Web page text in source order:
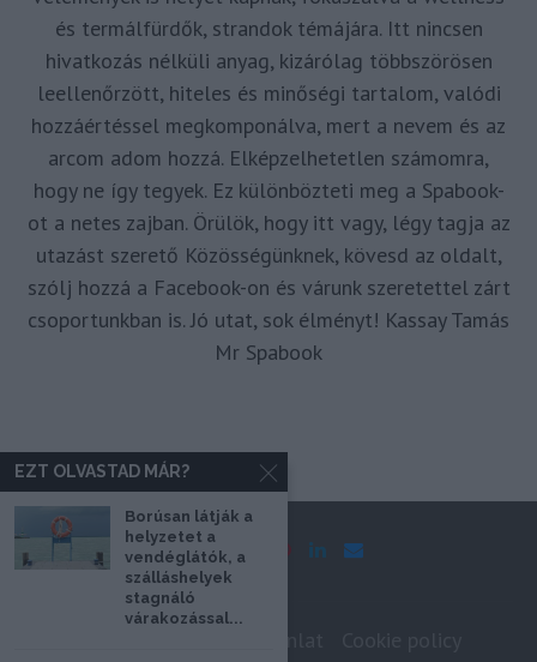
és termálfürdők, strandok témájára. Itt nincsen
hivatkozás nélküli anyag, kizárólag többszörösen
leellenőrzött, hiteles és minőségi tartalom, valódi
hozzáértéssel megkomponálva, mert a nevem és az
arcom adom hozzá. Elképzelhetetlen számomra,
hogy ne így tegyek. Ez különbözteti meg a Spabook-
ot a netes zajban. Örülök, hogy itt vagy, légy tagja az
utazást szerető Közösségünknek, kövesd az oldalt,
szólj hozzá a Facebook-on és várunk szeretettel zárt
csoportunkban is. Jó utat, sok élményt! Kassay Tamás
Mr Spabook
EZT OLVASTAD MÁR?
Borúsan látják a
helyzetet a
vendéglátók, a
szálláshelyek
stagnáló
várakozással...